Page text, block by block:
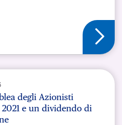
degli Azionisti
e un dividendo di